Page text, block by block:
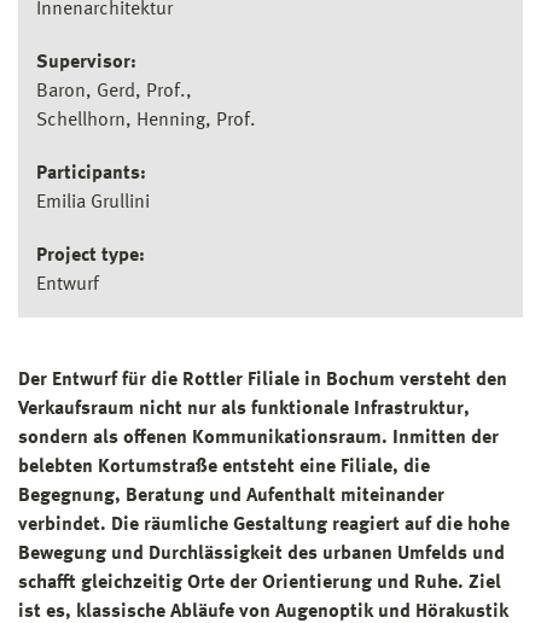
Innenarchitektur
Supervisor:
Baron, Gerd, Prof.
Schellhorn, Henning, Prof.
Participants:
Emilia Grullini
Project type:
Entwurf
Der Entwurf für die Rottler Filiale in Bochum versteht den
Verkaufsraum nicht nur als funktionale Infrastruktur,
sondern als offenen Kommunikationsraum. Inmitten der
belebten Kortumstraße entsteht eine Filiale, die
Begegnung, Beratung und Aufenthalt miteinander
verbindet. Die räumliche Gestaltung reagiert auf die hohe
Bewegung und Durchlässigkeit des urbanen Umfelds und
schafft gleichzeitig Orte der Orientierung und Ruhe. Ziel
ist es, klassische Abläufe von Augenoptik und Hörakustik